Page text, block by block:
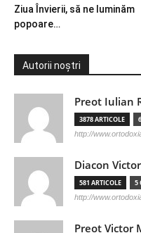
Ziua Învierii, să ne luminăm
popoare…
Autorii noștri
Preot Iulian
3878 ARTICOLE
http://
Diacon
581 ARTICOLE 5
http://
Preot Victor